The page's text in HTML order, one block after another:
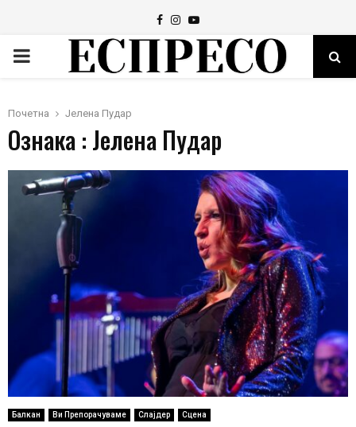
Facebook
Instagram
Youtube
PRIMARY
Почетна Јелена Пудар
Ознака : Јелена Пудар
Балкан Ви Препорачуваме Слајдер Сцена